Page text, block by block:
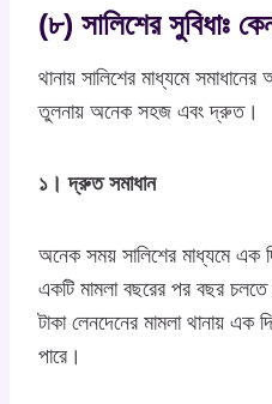
(৮) সালিশের সুবিধাঃ
থানায় সালিশের মাধ্যমে
তুলনায় অনেক সহজ এবং দ্রুত।
১। দ্রুত সমাধান
অনেক সময় সালিশের মাধ্যমে এক
একটি মামলা বছরের পর বছর
টাকা লেনদেনের মামলা থানায় এক
পারে।